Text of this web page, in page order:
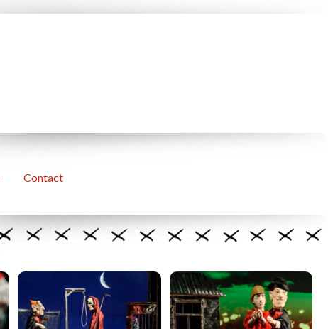
Contact